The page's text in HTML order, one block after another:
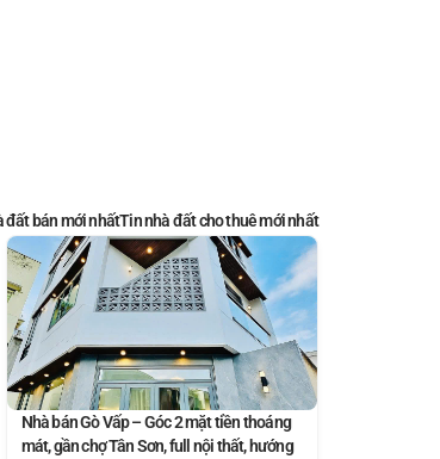
đất bán mới nhấtTin nhà đất cho thuê mới nhất
Nhà bán Gò Vấp – Góc 2 mặt tiền thoáng
mát, gần chợ Tân Sơn, full nội thất, hướng